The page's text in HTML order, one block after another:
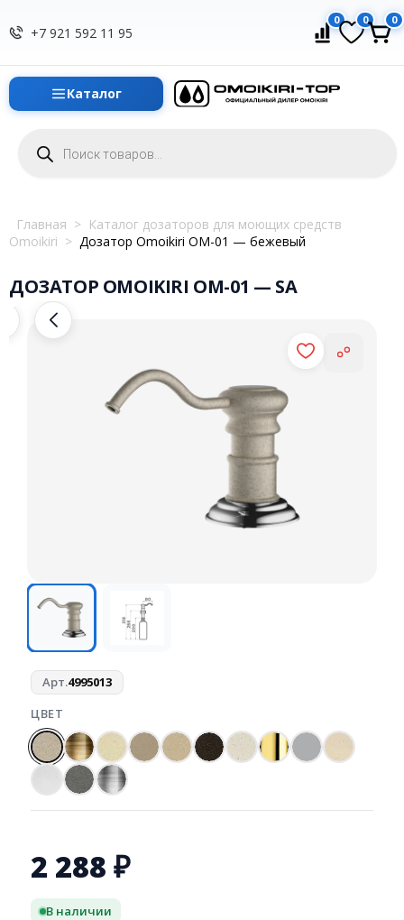
+7 921 592 11 95
0 0 0
Каталог
товаров
Главная > Каталог дозаторов для моющих средств
Omoikiri > Дозатор Omoikiri OM-01 — бежевый
ДОЗАТОР OMOIKIRI OM-01 — SA
Арт.4995013
ЦВЕТ
2 288 ₽
В наличии